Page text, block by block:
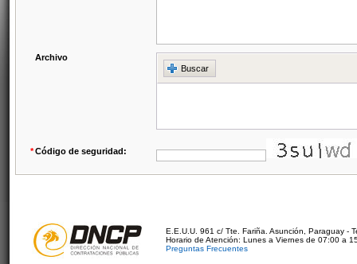
Archivo
Buscar
*Código de seguridad:
E.E.U.U. 961 c/ Tte. Fariña. Asunción, Paraguay -
Horario de Atención: Lunes a Viernes de 07:00 a
Preguntas Frecuentes